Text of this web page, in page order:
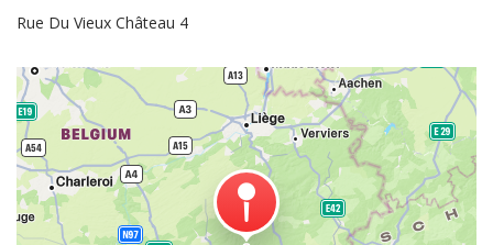
Rue Du Vieux Château 4